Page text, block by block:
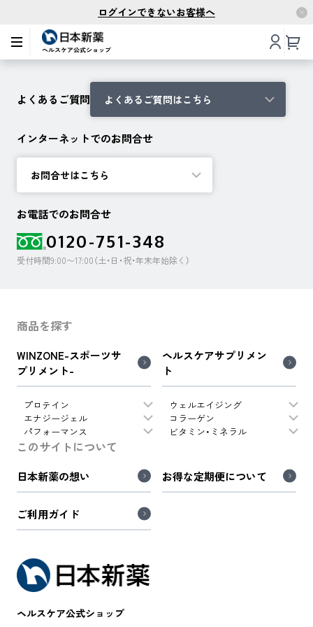
ログインできないお客様へ
よくあるご質問 よくあるご質問はこちら
インターネットでのお問合せ
お問合せはこちら
お電話でのお問合せ
0120-751-348
受付時間9:00〜17:00（土・日・祝・年末年始除く）
商品を探す
WINZONE-スポーツサ
プリメント-
プロテイン
エナジージェル
パフォーマンス
ヘルスケアサプリメン
ト
ウェルエイジング
コラーゲン
ビタミン・ミネラル
このサイトについて
日本新薬の想い お得な定期便について
ご利用ガイド
ヘルスケア公式ショップ